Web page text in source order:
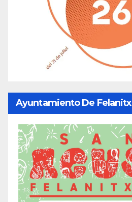
Ayuntamiento De Felanitx